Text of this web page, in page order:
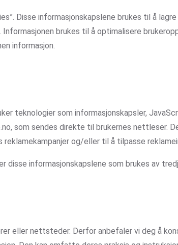
Disse informasjonskapslene brukes til å
brukes til å optimalisere
informasjon.
teknologier som informasjonskapsler,
som sendes direkte til brukernes nettleser.
og/eller til å tilpasse
informasjonskapslene som brukes av
eller nettsteder. Derfor anbefaler vi deg å